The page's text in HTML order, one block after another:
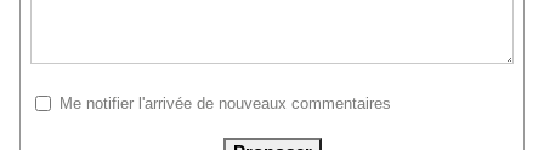
Me notifier l'arrivée de nouveaux commentaires